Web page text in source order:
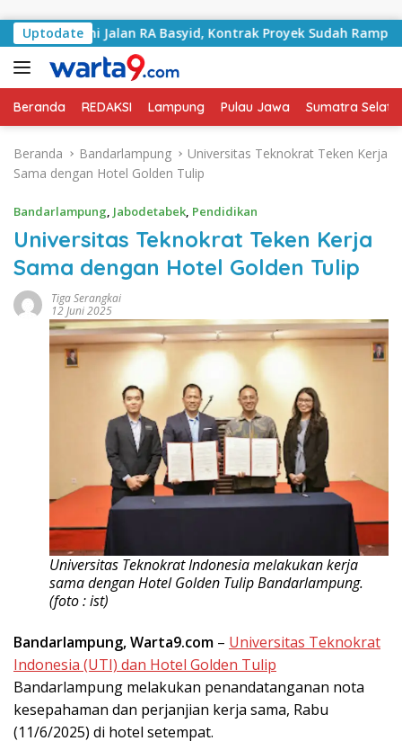
UptodateJalan RA Basyid, Kontrak Proyek Sudah Rampung
Beranda REDAKSI Lampung Pulau Jawa Sumatra
Beranda Bandarlampung
Universitas Teknokrat Teken Kerja
Sama dengan Hotel Golden Tulip
Bandarlampung, Jabodetabek, Pendidikan
Universitas Teknokrat Teken Kerja
Sama dengan Hotel Golden Tulip
Tiga Serangkai
12 Juni 2025
Universitas Teknokrat Indonesia melakukan kerja
sama dengan Hotel Golden Tulip Bandarlampung.
(foto : ist)
Bandarlampung, Warta9.com – Universitas Teknokrat
Indonesia (UTI) dan Hotel Golden Tulip
Bandarlampung melakukan penandatanganan nota
kesepahaman dan perjanjian kerja sama, Rabu
(11/6/2025) di hotel setempat.